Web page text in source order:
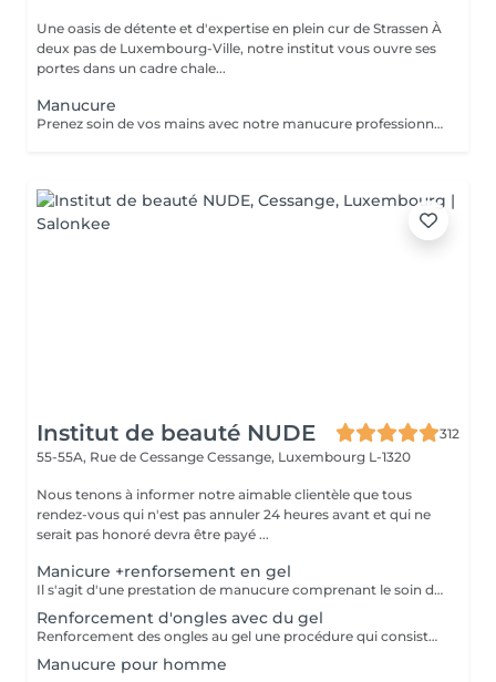
Une oasis de détente et d'expertise en plein cur de Strassen À
deux pas de Luxembourg-Ville, notre institut vous ouvre ses
portes dans un cadre chale...
Manucure
Prenez soin de vos mains avec notre manucure professionnelle, pour des ongles soignés et une peau douce. - Limage et modelage précis des ongles - Soin des cuticules et hydratation des mains - Finition base fortifiante ou non Chaque séance est réalisée avec soin pour un résultat élégant et raffiné.
Institut de beauté NUDE
312
55-55A, Rue de Cessange Cessange, Luxembourg L-1320
Nous tenons à informer notre aimable clientèle que tous
rendez-vous qui n'est pas annuler 24 heures avant et qui ne
serait pas honoré devra être payé ...
Manicure +renforsement en gel
Il s'agit d'une prestation de manucure comprenant le soin des cuticules, le polissage des replis latéraux, ainsi que le renforcement de vos ongles naturels sans extension. Les ongles deviennent plus forts, soignés et gardent leur longueur naturelle. Il est recommandé de répéter la procédure toutes les 3 semaines pour maintenir un résultat optimal.
Renforcement d'ongles avec du gel
Renforcement des ongles au gel une procédure qui consiste à appliquer un gel fortifiant sur l'ongle naturel. Il protège contre la casse, lisse la surface et renforce les ongles. Convient à : Ongles fins, cassants et dédoublés Ceux qui veulent renforcer leurs ongles sans extension Prolonger la tenue du vernis Le gel est appliqué en fine couche, sans alourdir l'ongle, et aide à obtenir une longueur saine.
Manucure pour homme